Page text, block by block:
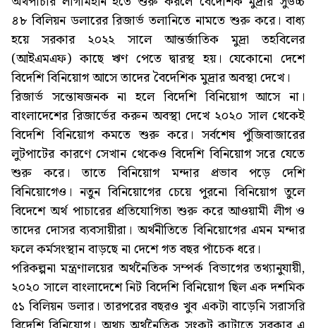
৪৮ বিলিয়ন ডলারের রিজার্ভ তলানিতে নামতে শুরু করে। বাধ্য
হয়ে সরকার ২০২২ সালে আন্তর্জাতিক মুদ্রা তহবিলের
(আইএমএফ) কাছে ঋণ পেতে দ্বারস্থ হয়। যেকোনো দেশে
বিদেশি বিনিয়োগ আসে তাদের বৈদেশিক মুদ্রার অবস্থা দেখে।
রিজার্ভ সন্তোষজনক না হলে বিদেশি বিনিয়োগ আসে না।
বাংলাদেশের রিজার্ভের করুন অবস্থা দেখে ২০২০ সাল থেকেই
বিদেশি বিনিয়োগ কমতে শুরু করে। সর্বশেষ পুঁজিবাজারের
লুটপাটের কারণে সেখান থেকেও বিদেশি বিনিয়োগ সরে যেতে
শুরু করে। তাতে বিনিয়োগ মন্দার প্রভাব পড়ে দেশি
বিনিয়োগেও। নতুন বিনিয়োগের চেয়ে পুরনো বিনিয়োগ তুলে
বিদেশে অর্থ পাচারের প্রতিযোগিতা শুরু করে আওয়ামী লীগ ও
তাদের দোসর ব্যবসায়ীরা। অর্থনীতিতে বিনিয়োগের এমন মন্দার
ফলে কর্মসংস্থান বাড়ছে না দেশে গত বছর পাঁচেক ধরে।
পরিকল্পনা মন্ত্রণালয়ের অর্থনৈতিক সম্পর্ক বিভাগের তথ্যানুযায়ী,
২০২০ সালে বাংলাদেশে নিট বিদেশি বিনিয়োগ ছিল এক দশমিক
৫১ বিলিয়ন ডলার। তারপরের বছরও খুব একটা বাড়েনি সরাসরি